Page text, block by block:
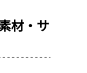
材・サ